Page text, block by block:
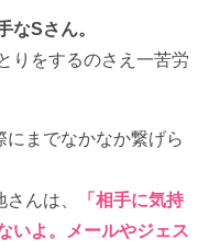
なSさん。
りをするのさえ一苦労
までなかなか繋げら
んは、
「相手に気持
いよ。メールやジェス